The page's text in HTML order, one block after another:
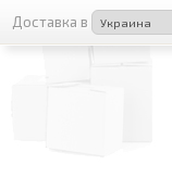
Доставка в